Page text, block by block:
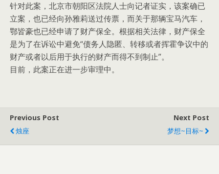
针对此案，北京市朝阳区法院人士向记者证实，该案确已
立案，也已经向孙雅莉送过传票，而关于那辆宝马汽车，
鄂皆豪也已经申请了财产保全。根据相关法律，财产保全
是为了在诉讼中避免“债务人隐匿、转移或者挥霍争议中的
财产或者以后用于执行的财产而得不到制止”。
目前，此案正在进一步审理中。
Previous Post
烛座
Next Post
梦想~目标~